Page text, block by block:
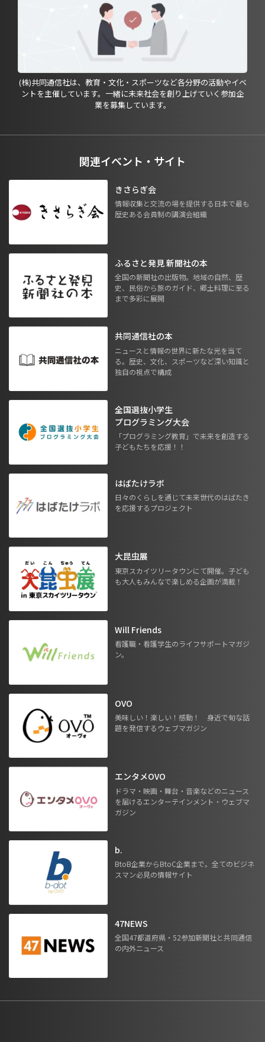
(株)共同通信社は、教育・文化・スポーツなど各分野の活動やイベ
ントを主催しています。一緒に未来社会を創り上げていく参加企
業を募集しています。
関連イベント・サイト
きさらぎ会
情報収集と交流の場を提供する日本で最も
歴史ある会員制の講演会組織
ふるさと発見 新聞社の本
全国の新聞社の出版物。地域の自然、歴
史、民俗から旅のガイド、郷土料理に至る
まで多彩に展開
共同通信社の本
ニュースと情報の世界に新たな光を当て
る。歴史、文化、スポーツなど深い知識と
独自の視点で構成
全国選抜小学生
プログラミング大会
「プログラミング教育」で未来を創造する
子どもたちを応援！！
はばたけラボ
日々のくらしを通じて未来世代のはばたき
を応援するプロジェクト
大昆虫展
東京スカイツリータウンにて開催。子ども
も大人もみんなで楽しめる企画が満載！
Will Friends
看護職・看護学生のライフサポートマガジ
ン。
OVO
美味しい！楽しい！感動！ 身近で旬な話
題を発信するウェブマガジン
エンタメOVO
ドラマ・映画・舞台・音楽などのニュース
を届けるエンターテインメント・ウェブマ
ガジン
b.
BtoB企業からBtoC企業まで。全てのビジネ
スマン必見の情報サイト
47NEWS
全国47都道府県・52参加新聞社と共同通信
の内外ニュース